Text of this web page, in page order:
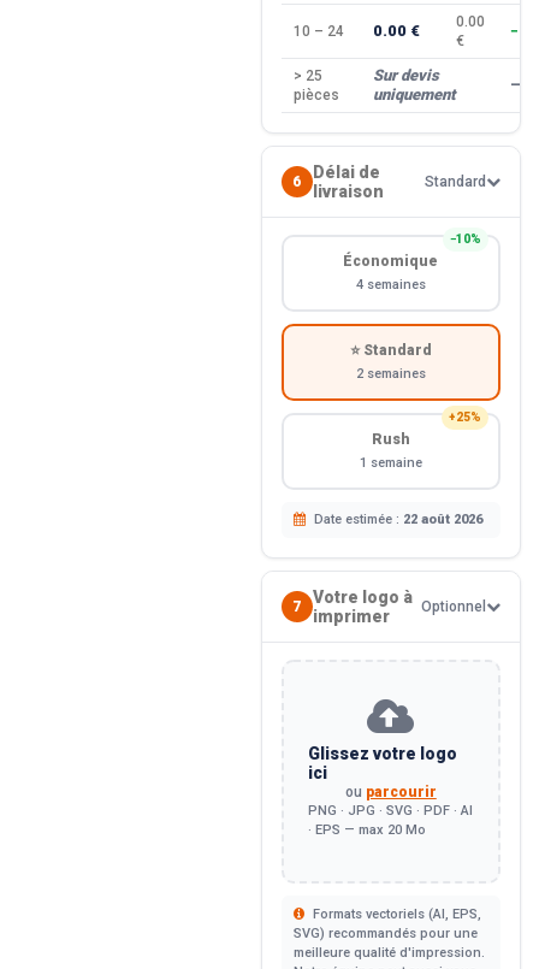
10 – 24 0.00 €
0.00
€
> 25
pièces
Sur devis
uniquement
—
6
Délai de
livraison
Standard
−10%
Économique
4 semaines
⭐ Standard
2 semaines
+25%
Rush
1 semaine
Date estimée : 22 août 2026
7
Votre logo à
imprimer
Optionnel
Glissez votre logo
ici
ou parcourir
PNG · JPG · SVG · PDF · AI
· EPS — max 20 Mo
Formats vectoriels (AI, EPS,
SVG) recommandés pour une
meilleure qualité d'impression.